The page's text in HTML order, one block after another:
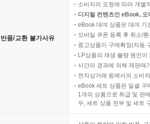
반품/교환 불가사유
소비자의 요청에 따라 개별
디지털 컨텐츠인 eBook,
eBook 대여 상품은 대여 기
모바일 쿠폰 등록 후 취소/
중고상품이 구매확정(자동
LP상품의 재생 불량 원인
시간의 경과에 의해 재판매
전자상거래 등에서의 소비
eBook 세트 상품은 일괄 구
1개의 상품으로 취급 및 판
우, 세트 상품 전부 및 세트